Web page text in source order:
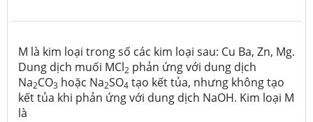
M là kim loại trong số các kim loại sau: Cu Ba, Zn, Mg.
Dung dịch muối MCl2 phản ứng với dung dịch
Na2CO3 hoặc Na2SO4 tạo kết tủa, nhưng không tạo
kết tủa khi phản ứng với dung dịch NaOH. Kim loại M
là